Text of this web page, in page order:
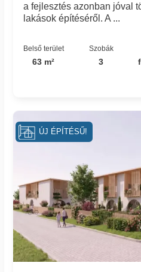
a fejlesztés azonban jóval
lakások építéséről. A ...
Belső terület
63 m²
Szobák
3
ÚJ ÉPÍTÉSŰ!